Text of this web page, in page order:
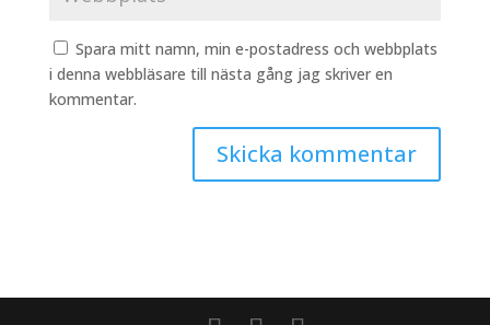
Spara mitt namn, min e-postadress och webbplats
i denna webbläsare till nästa gång jag skriver en
kommentar.